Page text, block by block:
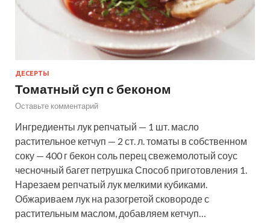
ДЕСЕРТЫ
Томатный суп с беконом
Оставьте комментарий
Ингредиенты лук репчатый — 1 шт. масло
растительное кетчуп — 2 ст. л. томаты в собственном
соку — 400 г бекон соль перец свежемолотый соус
чесночный багет петрушка Способ приготовления 1.
Нарезаем репчатый лук мелкими кубиками.
Обжариваем лук на разогретой сковороде с
растительным маслом, добавляем кетчуп…